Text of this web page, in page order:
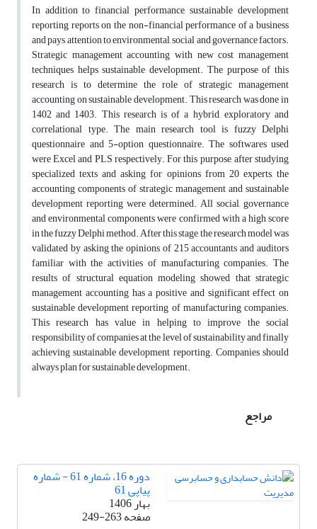
In addition to financial performance, sustainable development
reporting reports on the non-financial performance of a business
and pays attention to environmental, social and governance factors.
Strategic management accounting with new cost management
techniques helps sustainable development. The purpose of this
research is to determine the role of strategic management
accounting on sustainable development. This research was done in
1402 and 1403. This research is of a hybrid, exploratory and
correlational type. The main research tool is fuzzy Delphi
questionnaire and 5-option questionnaire. The softwares used
were Excel and PLS respectively. For this purpose, after studying
specialized texts and asking for opinions from 20 experts, the
accounting components of strategic management and sustainable
development reporting were determined. All social, governance
and environmental components were confirmed with a high score
in the fuzzy Delphi method. After this stage, the research model was
validated by asking the opinions of 215 accountants and auditors
familiar with the activities of manufacturing companies. The
results of structural equation modeling showed that strategic
management accounting has a positive and significant effect on
sustainable development reporting of manufacturing companies.
This research has value in helping to improve the social
responsibility of companies at the level of sustainability and finally
achieving sustainable development reporting. Companies should
always plan for sustainable development.
مراجع
دوره 16، شماره 61 - شماره
پیاپی 61
بهار 1406
صفحه249-263